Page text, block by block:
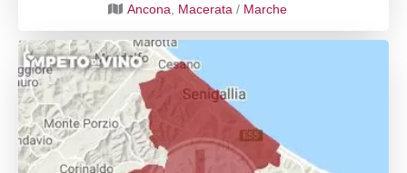
Ancona Macerata / Marche